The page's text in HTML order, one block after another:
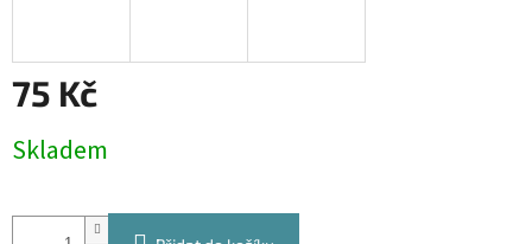
75 Kč
cena:
Skladem